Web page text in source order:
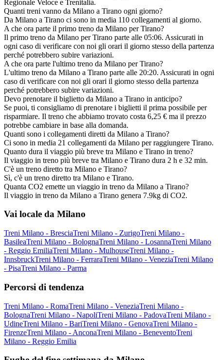
Regionale Veloce e Trenitalia.
Quanti treni vanno da Milano a Tirano ogni giorno?
Da Milano a Tirano ci sono in media 110 collegamenti al giorno.
A che ora parte il primo treno da Milano per Tirano?
Il primo treno da Milano per Tirano parte alle 05:06. Assicurati in
ogni caso di verificare con noi gli orari il giorno stesso della partenza
perché potrebbero subire variazioni.
A che ora parte l'ultimo treno da Milano per Tirano?
L'ultimo treno da Milano a Tirano parte alle 20:20. Assicurati in ogni
caso di verificare con noi gli orari il giorno stesso della partenza
perché potrebbero subire variazioni.
Devo prenotare il biglietto da Milano a Tirano in anticipo?
Se puoi, ti consigliamo di prenotare i biglietti il prima possibile per
risparmiare. Il treno che abbiamo trovato costa 6,25 € ma il prezzo
potrebbe cambiare in base alla domanda.
Quanti sono i collegamenti diretti da Milano a Tirano?
Ci sono in media 21 collegamenti da Milano per raggiungere Tirano.
Quanto dura il viaggio più breve tra Milano e Tirano in treno?
Il viaggio in treno più breve tra Milano e Tirano dura 2 h e 32 min.
C'è un treno diretto tra Milano e Tirano?
Sì, c'è un treno diretto tra Milano e Tirano.
Quanta CO2 emette un viaggio in treno da Milano a Tirano?
Il viaggio in treno da Milano a Tirano genera 7.9kg di CO2.
Vai locale da Milano
Treni Milano - BresciaTreni Milano - ZurigoTreni Milano -
BasileaTreni Milano - BolognaTreni Milano - LosannaTreni Milano
- Reggio EmiliaTreni Milano - MulhouseTreni Milano -
InnsbruckTreni Milano - FerraraTreni Milano - VeneziaTreni Milano
- PisaTreni Milano - Parma
Percorsi di tendenza
Treni Milano - RomaTreni Milano - VeneziaTreni Milano -
BolognaTreni Milano - NapoliTreni Milano - PadovaTreni Milano -
UdineTreni Milano - BariTreni Milano - GenovaTreni Milano -
FirenzeTreni Milano - AnconaTreni Milano - BeneventoTreni
Milano - Reggio Emilia